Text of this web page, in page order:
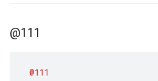
@111
@111